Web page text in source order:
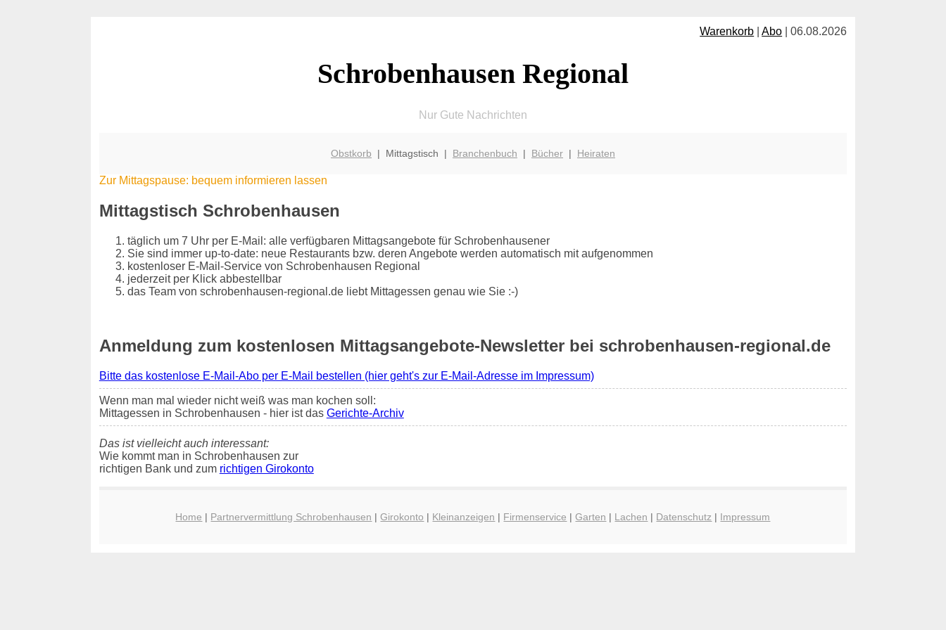
Warenkorb |Abo | 06.08.2026
Schrobenhausen Regional
Nur Gute Nachrichten
Obstkorb | Mittagstisch | Branchenbuch | Bücher| Heiraten
Zur Mittagspause: bequem informieren lassen
Mittagstisch Schrobenhausen
täglich um 7 Uhr per E-Mail: alle verfügbaren Mittagsangebote für Schrobenhausener
Sie sind immer up-to-date: neue Restaurants bzw. deren Angebote werden automatisch mit aufgenommen
kostenloser E-Mail-Service von Schrobenhausen Regional
jederzeit per Klick abbestellbar
das Team von schrobenhausen-regional.de liebt Mittagessen genau wie Sie :-)
Anmeldung zum kostenlosen Mittagsangebote-Newsletter bei schrobenhausen-regional.de
Bitte das kostenlose E-Mail-Abo per E-Mail bestellen (hier geht's zur E-Mail-Adresse im Impressum)
Wenn man mal wieder nicht weiß was man kochen soll:
Mittagessen in Schrobenhausen - hier ist das Gerichte-Archiv
Das ist vielleicht auch interessant:
Wie kommt man in Schrobenhausen zur
richtigen Bank und zum richtigen Girokonto
Home | Partnervermittlung Schrobenhausen |Girokonto | Kleinanzeigen | Firmenservice |Garten | Lachen | Datenschutz | Impressum